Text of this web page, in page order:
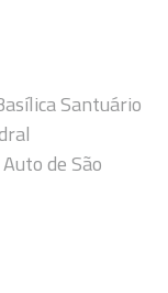
Santuário
Auto de São